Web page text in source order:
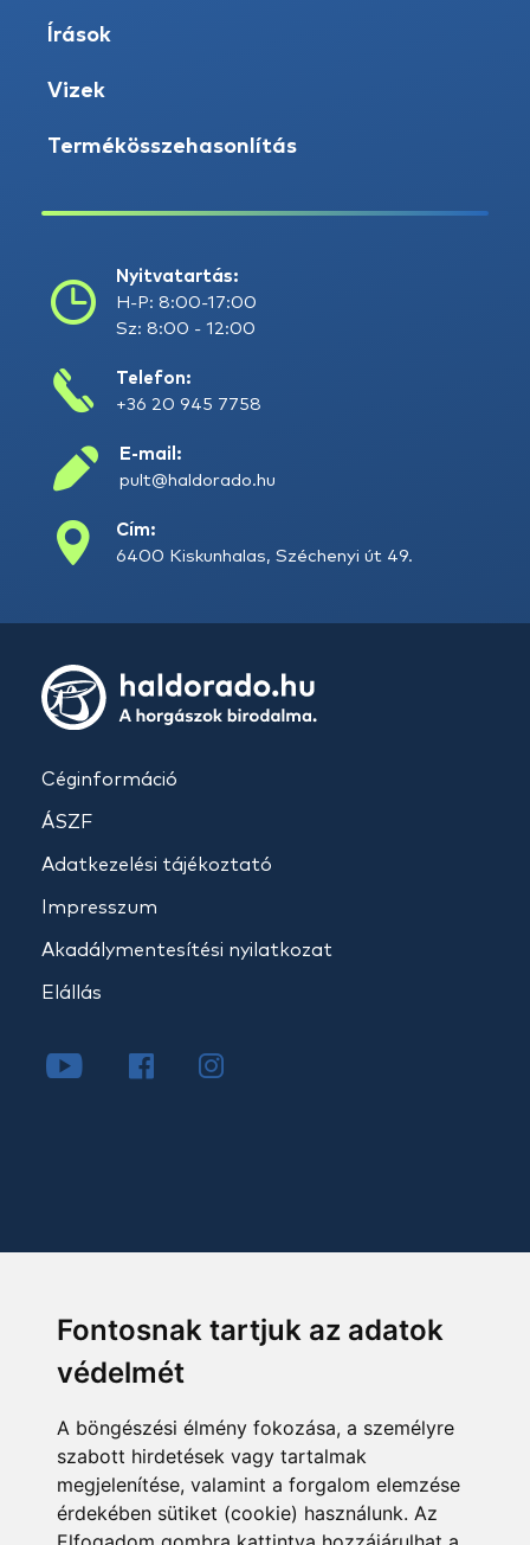
Fontosnak tartjuk az adatok
védelmét
A böngészési élmény fokozása, a személyre
szabott hirdetések vagy tartalmak
megjelenítése, valamint a forgalom elemzése
érdekében sütiket (cookie) használunk. Az
Írások
Vizek
Termékösszehasonlítás
Nyitvatartás:
H-P: 8:00-17:00
Sz: 8:00 - 12:00
Telefon:
+36 20 945 7758
E-mail:
pult@haldorado.hu
Cím:
6400 Kiskunhalas, Széchenyi út 49.
Céginformáció
ÁSZF
Adatkezelési tájékoztató
Impresszum
Akadálymentesítési nyilatkozat
Elállás